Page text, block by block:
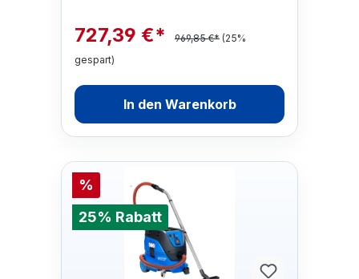
727,39 €* 969,85 €* (25%
gespart)
In den Warenkorb
%
25% Rabatt